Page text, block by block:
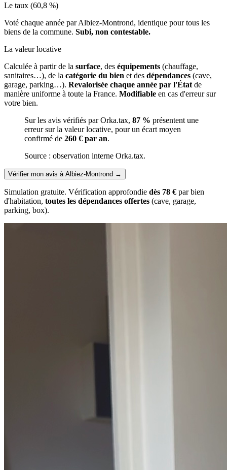
Le taux (60,8 %)
Voté chaque année par Albiez-Montrond, identique pour tous les
biens de la commune. Subi, non contestable.
La valeur locative
Calculée à partir de la surface, des équipements (chauffage,
sanitaires…), de la catégorie du bien et des dépendances (cave,
garage, parking…). Revalorisée chaque année par l'État de
manière uniforme à toute la France. Modifiable en cas d'erreur sur
votre bien.
Sur les avis vérifiés par Orka.tax, 87 % présentent une
erreur sur la valeur locative, pour un écart moyen
confirmé de 260 € par an.
Source : observation interne Orka.tax.
Vérifier mon avis à Albiez-Montrond →
Simulation gratuite. Vérification approfondie dès 78 € par bien
d'habitation, toutes les dépendances offertes (cave, garage,
parking, box).